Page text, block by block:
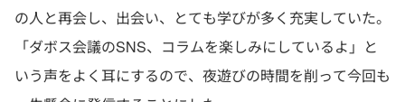
の人と再会し、出会い、とても学びが多く充実していた。
「ダボス会議のSNS、コラムを楽しみにしているよ」と
いう声をよく耳にするので、夜遊びの時間を削って今回も